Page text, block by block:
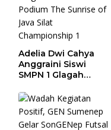
Adelia Dwi Cahya
Anggraini Siswi
SMPN 1 Glagah
Sunrise of Java Silat
Championship 1